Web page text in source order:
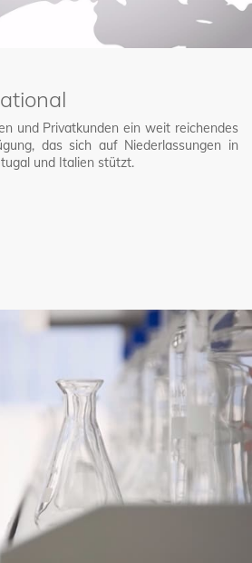
und Privatkunden ein weit reichendes
das sich auf Niederlassungen in
und Italien stützt.
dank unserer Lagerräume eine
Fachleuten, auf verbesserte
ausgerichtete Produkte, die strikte
und gesetzlichen Bestimmungen sowie
die ganz und gar
Endkunden eingestellt ist: So lauten